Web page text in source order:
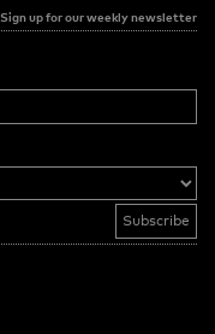
Sign up for our weekly newsletter